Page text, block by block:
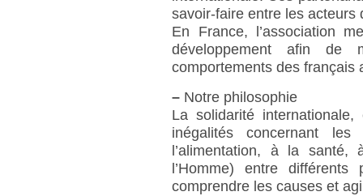
savoir-faire entre les acteurs
En France, l’association
développement afin
comportements des français
– Notre philosophie
La solidarité
inégalités concernant
l’alimentation, à la
l’Homme) entre
comprendre les causes et